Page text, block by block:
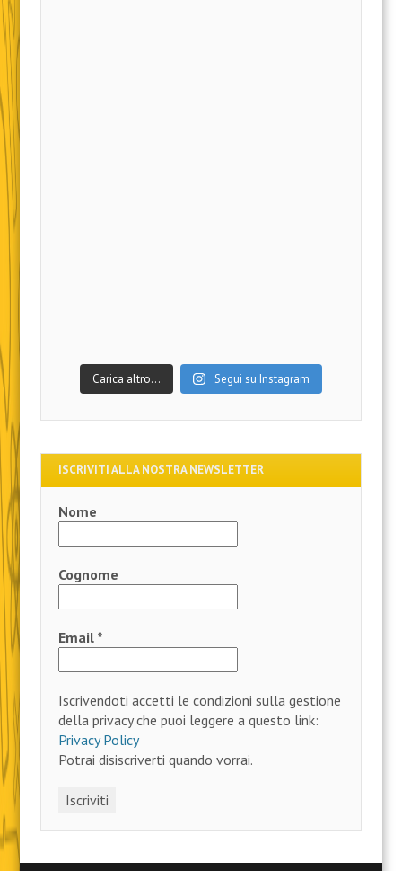
Carica altro… Segui su Instagram
ISCRIVITI ALLA NOSTRA NEWSLETTER
Nome
Cognome
Email *
Iscrivendoti accetti le condizioni sulla gestione
della privacy che puoi leggere a questo link:
Privacy Policy
Potrai disiscriverti quando vorrai.